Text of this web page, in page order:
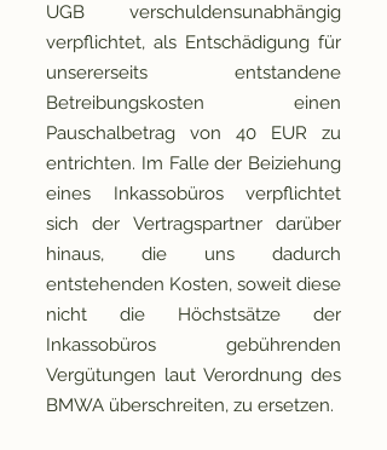
UGB verschuldensunabhängig
verpflichtet, als Entschädigung für
unsererseits entstandene
Betreibungskosten einen
Pauschalbetrag von 40 EUR zu
entrichten. Im Falle der Beiziehung
eines Inkassobüros verpflichtet
sich der Vertragspartner darüber
hinaus, die uns dadurch
entstehenden Kosten, soweit diese
nicht die Höchstsätze der
Inkassobüros gebührenden
Vergütungen laut Verordnung des
BMWA überschreiten, zu ersetzen.